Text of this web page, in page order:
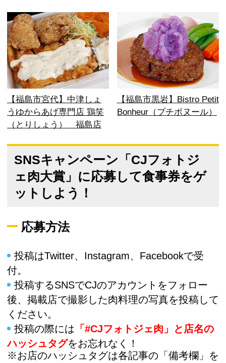
【福島市宮代】中津しょ
うゆからあげ専門店 鶏笑
（とりしょう） 福島店
【福島市黒岩】Bistro Petit
Bonheur（プチボヌール）
SNSキャンペーン「CJフォトジ
ェ肉大賞」に応募して食事券をゲ
ットしよう！
応募方法
投稿はTwitter、Instagram、Facebookで受
付。
投稿するSNSでCJのアカウントをフォロー
後、掲載店で撮影した肉料理の写真を投稿して
ください。
投稿の際には
「#CJフォトジェ肉」と店名の
ハッシュタグをお忘れなく！
※お店のハッシュタグは各記事の「備考欄」を